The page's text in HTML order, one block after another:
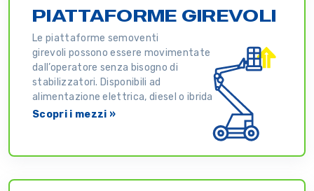
PIATTAFORME GIREVOLI
Le piattaforme semoventi
girevoli possono essere movimentate
dall’operatore senza bisogno di
stabilizzatori. Disponibili ad
alimentazione elettrica, diesel o ibrida
Scopri i mezzi »